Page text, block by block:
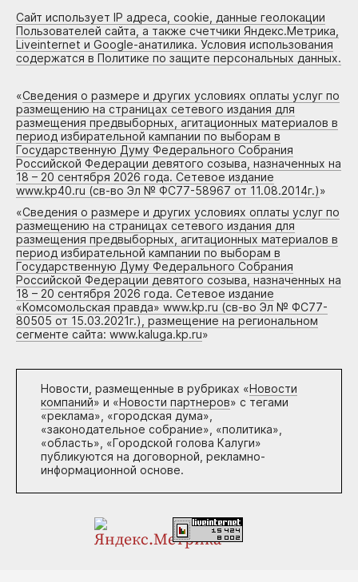
Сайт использует IP адреса, cookie, данные геолокации
Пользователей сайта, а также счетчики Яндекс.Метрика,
Liveinternet и Google-анатилика. Условия использования
содержатся в Политике по защите персональных данных.
«Сведения о размере и других условиях оплаты услуг по
размещению на страницах сетевого издания для
размещения предвыборных, агитационных материалов в
период избирательной кампании по выборам в
Государственную Думу Федерального Собрания
Российской Федерации девятого созыва, назначенных на
18 – 20 сентября 2026 года. Сетевое издание
www.kp40.ru (св-во Эл № ФС77-58967 от 11.08.2014г.)»
«Сведения о размере и других условиях оплаты услуг по
размещению на страницах сетевого издания для
размещения предвыборных, агитационных материалов в
период избирательной кампании по выборам в
Государственную Думу Федерального Собрания
Российской Федерации девятого созыва, назначенных на
18 – 20 сентября 2026 года. Сетевое издание
«Комсомольская правда» www.kp.ru (св-во Эл № ФС77-
80505 от 15.03.2021г.), размещение на региональном
сегменте сайта: www.kaluga.kp.ru»
Новости, размещенные в рубриках «Новости
компаний» и «Новости партнеров» с тегами
«реклама», «городская дума»,
«законодательное собрание», «политика»,
«область», «Городской голова Калуги»
публикуются на договорной, рекламно-
информационной основе.